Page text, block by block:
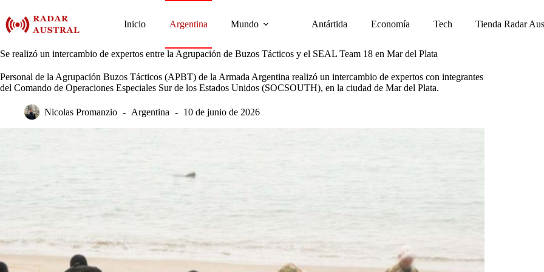
contenido
Inicio Argentina Mundo Antártida Economía Tech Tienda Radar
Se realizó un intercambio de expertos entre la Agrupación de Buzos Tácticos y el SEAL Team 18 en Mar del Plata
Personal de la Agrupación Buzos Tácticos (APBT) de la Armada Argentina realizó un intercambio de expertos con integrantes
del Comando de Operaciones Especiales Sur de los Estados Unidos (SOCSOUTH), en la ciudad de Mar del Plata.
Nicolas Promanzio Argentina 10 de junio de 2026